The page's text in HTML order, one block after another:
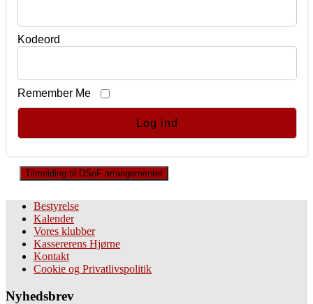
Kodeord
Remember Me
Tilmelding til DSoF arrangementer
Bestyrelse
Kalender
Vores klubber
Kassererens Hjørne
Kontakt
Cookie og Privatlivspolitik
Nyhedsbrev